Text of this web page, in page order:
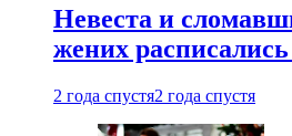
Невеста и
жених
2 года спустя2 года спустя